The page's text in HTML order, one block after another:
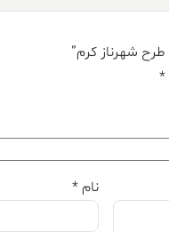
*
نام *